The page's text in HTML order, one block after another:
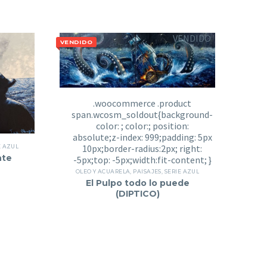
AZUL
VENDIDO VENDIDO
OLEO Y ACUARELA PAISAJES SERIE AZUL
El Pulpo todo lo puede
(DIPTICO)